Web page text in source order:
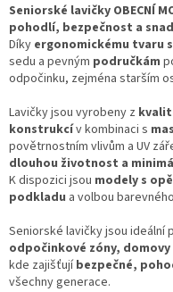
Seniorské lavičky OBECNÍ
pohodlí, bezpečnost a
Díky ergonomickému tvaru
sedu a pevným područkám
odpočinku, zejména starším
Lavičky jsou vyrobeny z
konstrukcív kombinaci s
povětrnostním vlivům a UV
dlouhou životnost a
K dispozici jsou modely s
podkladu a volbou
Seniorské lavičky jsou ideální
odpočinkové zóny,
kde zajišťujíbezpečné,
všechny generace.